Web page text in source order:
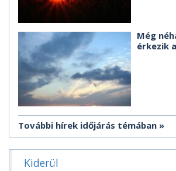
Még
érkezik
További hírek időjárás témában
Kiderül